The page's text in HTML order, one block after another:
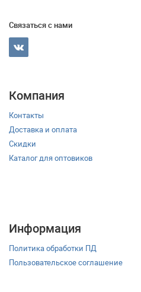
Связаться с нами
Компания
Контакты
Доставка и оплата
Скидки
Каталог для оптовиков
Информация
Политика обработки ПД
Пользовательское соглашение